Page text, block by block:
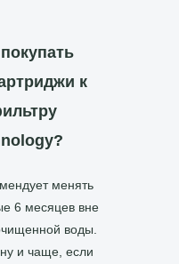
к
менять
6 месяцев вне
воды.
и чаще, если